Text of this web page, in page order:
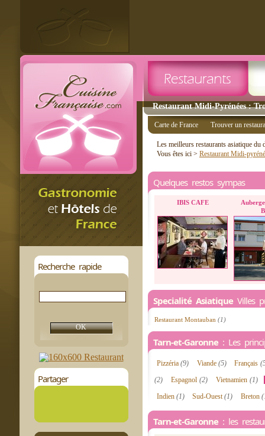
Restaurant Midi-Pyrénées :
Recherche rapide
Partager
Carte de France Trouver un
Les meilleurs restaurants asiatique du
Vous êtes ici > Restaurant Midi-
Quelques restos sympas
IBIS CAFE
Specialité Asiatique Villes
Restaurant Montauban (1)
Tarn-et-Garonne : Les
Pizzéria(9) Viande (5) Français
(2)
Espagnol(2) Vietnamien(1)
Indien (1) Sud-Ouest(1) Breton
Tarn-et-Garonne : les